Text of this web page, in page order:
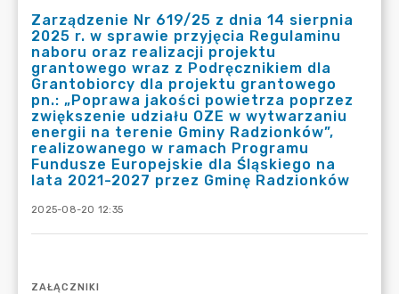
Zarządzenie Nr 619/25 z dnia 14 sierpnia
2025 r. w sprawie przyjęcia Regulaminu
naboru oraz realizacji projektu
grantowego wraz z Podręcznikiem dla
Grantobiorcy dla projektu grantowego
pn.: „Poprawa jakości powietrza poprzez
zwiększenie udziału OZE w wytwarzaniu
energii na terenie Gminy Radzionków”,
realizowanego w ramach Programu
Fundusze Europejskie dla Śląskiego na
lata 2021-2027 przez Gminę Radzionków
2025-08-20 12:35
ZAŁĄCZNIKI